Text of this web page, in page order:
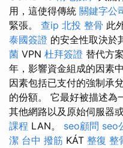
用，這使得傳統 關鍵字公
緊張。 查ip 北投 整骨 此
泰國簽證 的安全性取決於
菌 VPN 杜拜簽證 替代方
年，影響資金組成的因素
因素包括已支付的強制承
的份額。 它最好被描述為
其他網路以及原始伺服器
課程 LAN。 seo顧問 seo
潔 台中 撥筋 KÁT 整復 整